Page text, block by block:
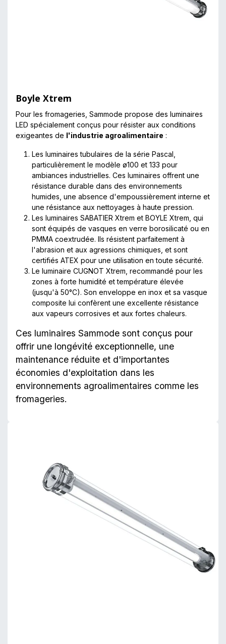
Boyle Xtrem
Pour les fromageries, Sammode propose des luminaires
LED spécialement conçus pour résister aux conditions
exigeantes de l'industrie agroalimentaire :
Les luminaires tubulaires de la série Pascal,
particulièrement le modèle ø100 et 133 pour
ambiances industrielles. Ces luminaires offrent une
résistance durable dans des environnements
humides, une absence d'empoussièrement interne et
une résistance aux nettoyages à haute pression.
Les luminaires SABATIER Xtrem et BOYLE Xtrem, qui
sont équipés de vasques en verre borosilicaté ou en
PMMA coextrudée. Ils résistent parfaitement à
l'abrasion et aux agressions chimiques, et sont
certifiés ATEX pour une utilisation en toute sécurité.
Le luminaire CUGNOT Xtrem, recommandé pour les
zones à forte humidité et température élevée
(jusqu'à 50°C). Son enveloppe en inox et sa vasque
composite lui confèrent une excellente résistance
aux vapeurs corrosives et aux fortes chaleurs.
Ces luminaires Sammode sont conçus pour
offrir une longévité exceptionnelle, une
maintenance réduite et d'importantes
économies d'exploitation dans les
environnements agroalimentaires comme les
fromageries.